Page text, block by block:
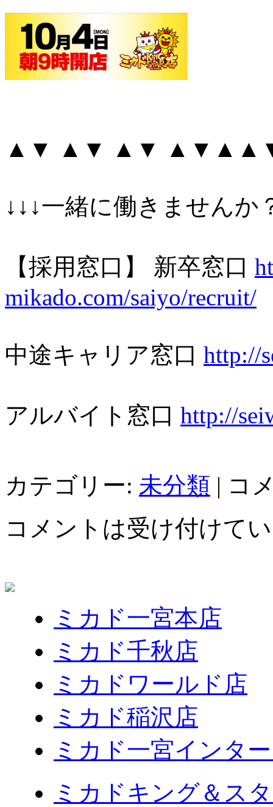
▲▼ ▲▼ ▲▼
↓↓↓一緒に働きませんか
【採用窓口】 新卒窓口
mikado.com/saiyo/recruit/
中途キャリア窓口 http://
アルバイト窓口 http://
カテゴリー: 未分類 | コ
コメントは受け付けて
ミカド一宮本店
ミカド千秋店
ミカドワールド店
ミカド稲沢店
ミカド一宮インタ
ミカドキング＆ス